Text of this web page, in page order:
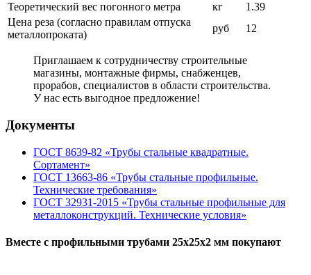
Теоретический вес погонного метра
кг
1.39
Цена реза (согласно правилам отпуска
металлопроката)
руб 12
Приглашаем к сотрудничеству строительные
магазины, монтажные фирмы, снабженцев,
прорабов, специалистов в области строительства.
У нас есть выгодное предложение!
Документы
ГОСТ 8639-82 «Трубы стальные квадратные.
Сортамент»
ГОСТ 13663-86 «Трубы стальные профильные.
Технические требования»
ГОСТ 32931-2015 «Трубы стальные профильные для
металлоконструкций. Технические условия»
Вместе с профильными трубами 25х25х2 мм покупают